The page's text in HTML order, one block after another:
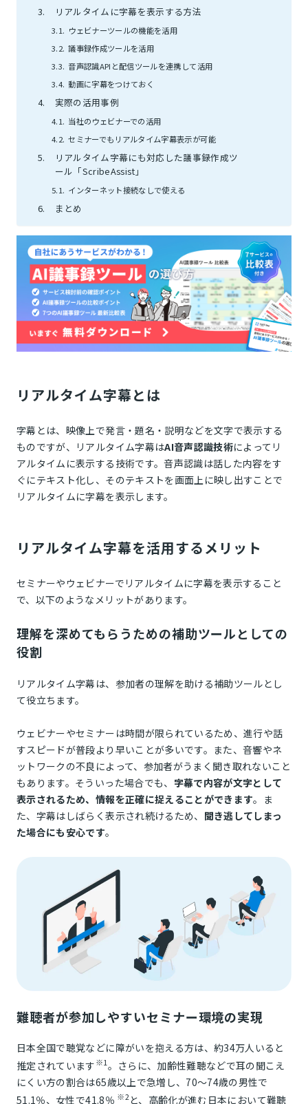
リアルタイムに字幕を表示する方法
ウェビナーツールの機能を活用
議事録作成ツールを活用
音声認識APIと配信ツールを連携して活用
動画に字幕をつけておく
実際の活用事例
当社のウェビナーでの活用
セミナーでもリアルタイム字幕表示が可能
リアルタイム字幕にも対応した議事録作成ツ
ール「ScribeAssist」
インターネット接続なしで使える
まとめ
リアルタイム字幕とは
字幕とは、映像上で発言・題名・説明などを文字で表示する
ものですが、リアルタイム字幕はAI音声認識技術によってリ
アルタイムに表示する技術です。音声認識は話した内容をす
ぐにテキスト化し、そのテキストを画面上に映し出すことで
リアルタイムに字幕を表示します。
リアルタイム字幕を活用するメリット
セミナーやウェビナーでリアルタイムに字幕を表示すること
で、以下のようなメリットがあります。
理解を深めてもらうための補助ツールとしての
役割
リアルタイム字幕は、参加者の理解を助ける補助ツールとし
て役立ちます。
ウェビナーやセミナーは時間が限られているため、進行や話
すスピードが普段より早いことが多いです。また、音響やネ
ットワークの不良によって、参加者がうまく聞き取れないこと
もあります。そういった場合でも、 字幕で内容が文字として
表示されるため、情報を正確に捉えることができます。ま
た、字幕はしばらく表示され続けるため、 聞き逃してしまっ
た場合にも安心です。
難聴者が参加しやすいセミナー環境の実現
日本全国で聴覚などに障がいを抱える方は、約34万人いると
推定されています※1。さらに、加齢性難聴などで耳の聞こえ
にくい方の割合は65歳以上で急増し、70～74歳の男性で
51.1％、女性で41.8％ ※2と、高齢化が進む日本において難聴